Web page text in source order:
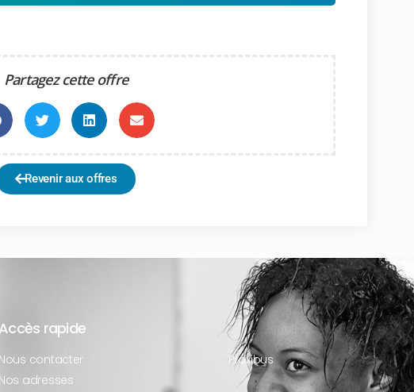
Partagez cette offre
Revenir aux offres
Accès rapide
Nous contacter
Nos adresses
Proxibus